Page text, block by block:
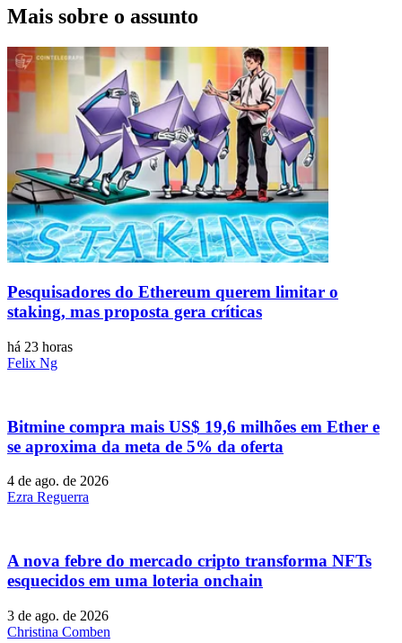
Mais sobre o assunto
Pesquisadores do Ethereum querem limitar o
staking, mas proposta gera críticas
há 23 horas
Felix Ng
Bitmine compra mais US$ 19,6 milhões em Ether e
se aproxima da meta de 5% da oferta
4 de ago. de 2026
Ezra Reguerra
A nova febre do mercado cripto transforma NFTs
esquecidos em uma loteria onchain
3 de ago. de 2026
Christina Comben